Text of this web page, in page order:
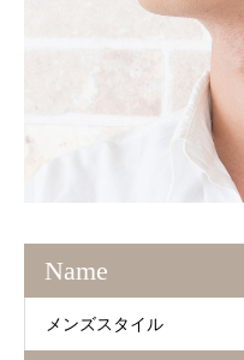
Name
メンズスタイル